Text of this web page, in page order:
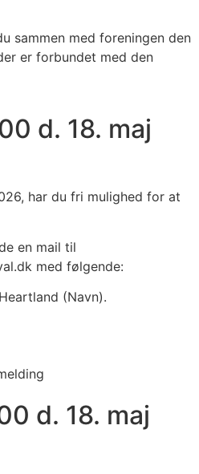
sammen med foreningen den
er forbundet med den
d. 18. maj
har du fri mulighed for at
en mail til
med følgende:
(Navn).
d. 18. maj